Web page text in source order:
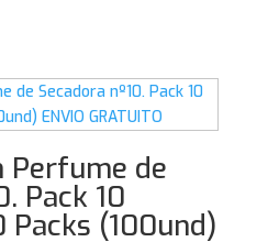
Perfume de
Pack 10
Packs (100und)